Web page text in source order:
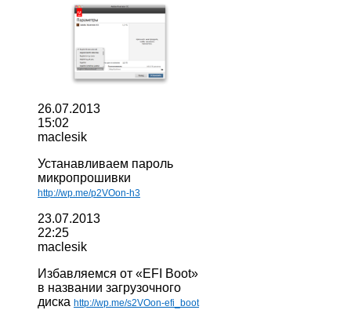
26.07.2013
15:02
maclesik
Устанавливаем пароль
микропрошивки
http://wp.me/p2VOon-h3
23.07.2013
22:25
maclesik
Избавляемся от «EFI Boot»
в названии загрузочного
диска http://wp.me/s2VOon-efi_boot